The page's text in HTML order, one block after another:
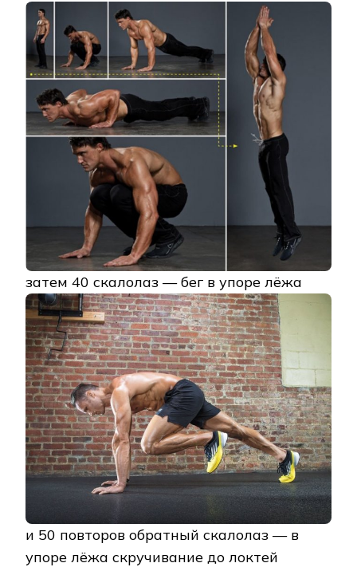
затем 40 скалолаз — бег в упоре лёжа
и 50 повторов обратный скалолаз — в
упоре лёжа скручивание до локтей